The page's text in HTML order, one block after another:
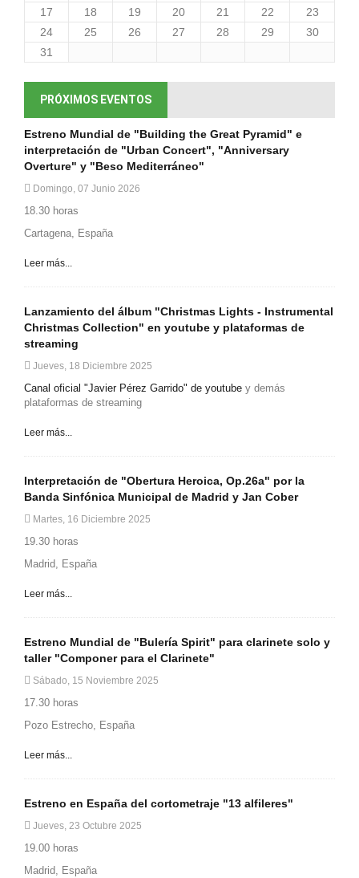
17 18 19 20 21 22
23
24
25 26 27 28 29
30
31
PRÓXIMOS EVENTOS
Estreno Mundial de "Building the Great Pyramid" e
interpretación de "Urban Concert", "Anniversary
Overture" y "Beso Mediterráneo"
Domingo, 07 Junio 2026
18.30 horas
Cartagena, España
Leer más...
Lanzamiento del álbum "Christmas Lights - Instrumental
Christmas Collection" en youtube y plataformas de
streaming
Jueves, 18 Diciembre 2025
Canal oficial "Javier Pérez Garrido" de youtube y demás
plataformas de streaming
Leer más...
Interpretación de "Obertura Heroica, Op.26a" por la
Banda Sinfónica Municipal de Madrid y Jan Cober
Martes, 16 Diciembre 2025
19.30 horas
Madrid, España
Leer más...
Estreno Mundial de "Bulería Spirit" para clarinete solo y
taller "Componer para el Clarinete"
Sábado, 15 Noviembre 2025
17.30 horas
Pozo Estrecho, España
Leer más...
Estreno en España del cortometraje "13 alfileres"
Jueves, 23 Octubre 2025
19.00 horas
Madrid, España